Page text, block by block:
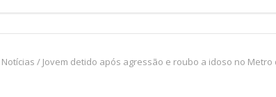
Notícias / Jovem detido após agressão e roubo a idoso no Metro